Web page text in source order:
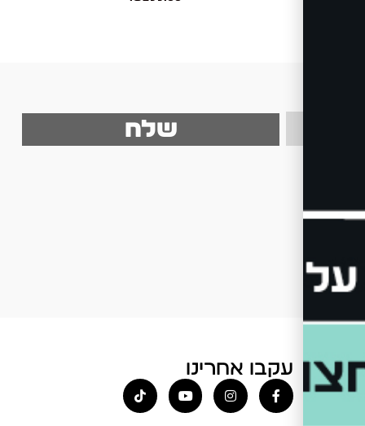
שלח
עקבו אחרינו